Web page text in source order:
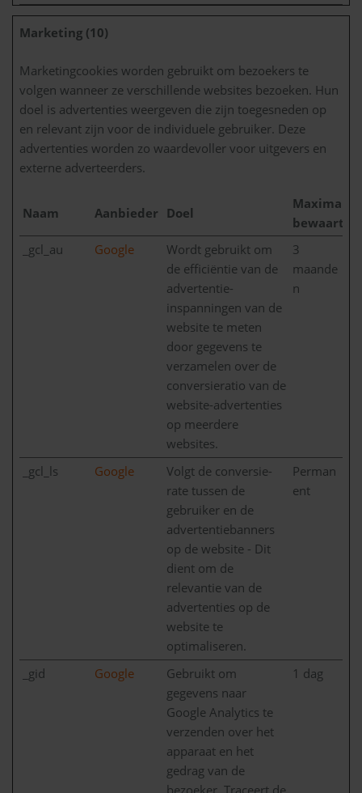
Marketing (10)
Marketingcookies worden gebruikt om bezoekers te
volgen wanneer ze verschillende websites bezoeken. Hun
doel is advertenties weergeven die zijn toegesneden op
en relevant zijn voor de individuele gebruiker. Deze
advertenties worden zo waardevoller voor uitgevers en
externe adverteerders.
Naam Aanbieder Doel
Maximale
_gcl_au
Google
Wordt gebruikt om
de efficiëntie van de
advertentie-
inspanningen van de
website te meten
door gegevens te
verzamelen over de
conversieratio van de
website-advertenties
op meerdere
websites.
3
maande
n
_gcl_ls Google
Volgt de conversie-
rate tussen de
gebruiker en de
advertentiebanners
op de website - Dit
dient om de
relevantie van de
advertenties op de
website te
optimaliseren.
Perman
ent
_gid Google
Gebruikt om
gegevens naar
Google Analytics te
verzenden over het
apparaat en het
gedrag van de
bezoeker. Traceert de
1 dag